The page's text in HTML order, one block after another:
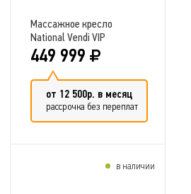
Массажное кресло
National Vendi VIP
449 999
от 12 500р. в месяц
рассрочка без переплат
в наличии